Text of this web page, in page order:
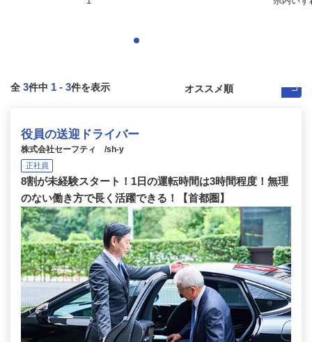
全 3件中 1 - 3件を表示
役員の送迎ドライバー
株式会社セーフティ /sh-y
正社員
8割が未経験スタート！1日の運転時間は3時間程度！無理
のない働き方で長く活躍できる！【首都圏】